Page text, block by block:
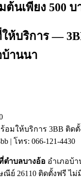
ต้นเพียง 500
ห้บริการ —
บ้านนา
อมให้บริการ 3BB ติดตั้
| โทร: 066-121-4430
ตำบลบางอ้อ อำเภอบ้
ย์ 26110 ติดตั้งฟรี ไม่